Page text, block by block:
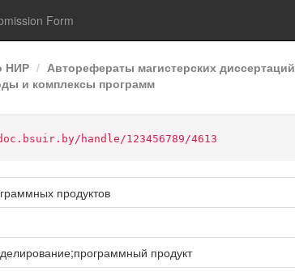
Form
НИР
Авторефераты магистерских диссертаций
и комплексы программ
handle/123456789/4613
продуктов
продукт